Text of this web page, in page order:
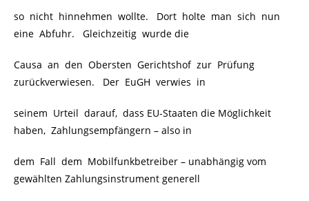
so nicht hinnehmen wollte. Dort holte man sich nun
eine Abfuhr. Gleichzeitig wurde die
Causa an den Obersten Gerichtshof zur Prüfung
zurückverwiesen. Der EuGH verwies in
seinem Urteil darauf, dass EU-Staaten die Möglichkeit
haben, Zahlungsempfängern – also in
dem Fall dem Mobilfunkbetreiber – unabhängig vom
gewählten Zahlungsinstrument generell